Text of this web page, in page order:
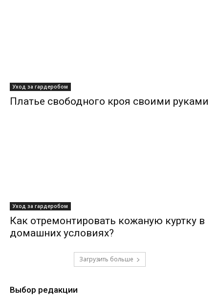
Уход за гардеробом
Платье свободного кроя своими руками
Уход за гардеробом
Как отремонтировать кожаную куртку в
домашних условиях?
Загрузить больше
Выбор редакции